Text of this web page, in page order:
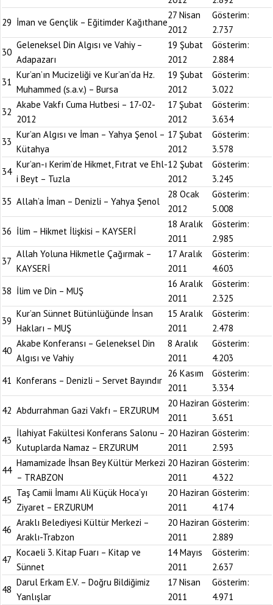
29 İman ve Gençlik – Eğitimder Kağıthane
27 Nisan
2012
Gösterim:
2.737
30
Geleneksel Din Algısı ve Vahiy –
Adapazarı
19 Şubat
2012
Gösterim:
2.884
31
Kur’an’ın Mucizeliği ve Kur’an’da Hz.
Muhammed (s.a.v.) – Bursa
19 Şubat
2012
Gösterim:
3.022
32
Akabe Vakfı Cuma Hutbesi – 17-02-
2012
17 Şubat
2012
Gösterim:
3.634
33
Kur’an Algısı ve İman – Yahya Şenol –
Kütahya
17 Şubat
2012
Gösterim:
3.578
34
Kur’an-ı Kerim’de Hikmet, Fıtrat ve Ehl-
i Beyt – Tuzla
12 Şubat
2012
Gösterim:
3.245
35 Allah’a İman – Denizli – Yahya Şenol
28 Ocak
2012
Gösterim:
5.008
36 İlim – Hikmet İlişkisi – KAYSERİ
18 Aralık
2011
Gösterim:
2.985
37
Allah Yoluna Hikmetle Çağırmak –
KAYSERİ
17 Aralık
2011
Gösterim:
4.603
38 İlim ve Din – MUŞ
16 Aralık
2011
Gösterim:
2.325
39
Kur’an Sünnet Bütünlüğünde İnsan
Hakları – MUŞ
15 Aralık
2011
Gösterim:
2.478
40
Akabe Konferansı – Geleneksel Din
Algısı ve Vahiy
8 Aralık
2011
Gösterim:
4.203
41 Konferans – Denizli – Servet Bayındır
26 Kasım
2011
Gösterim:
3.334
42 Abdurrahman Gazi Vakfı – ERZURUM
20 Haziran
2011
Gösterim:
3.651
43
İlahiyat Fakültesi Konferans Salonu –
Kutuplarda Namaz – ERZURUM
20 Haziran
2011
Gösterim:
2.593
44
Hamamizade İhsan Bey Kültür Merkezi
– TRABZON
20 Haziran
2011
Gösterim:
4.322
45
Taş Camii İmamı Ali Küçük Hoca’yı
Ziyaret – ERZURUM
20 Haziran
2011
Gösterim:
4.174
46
Araklı Belediyesi Kültür Merkezi –
Araklı-Trabzon
20 Haziran
2011
Gösterim:
2.889
47
Kocaeli 3. Kitap Fuarı – Kitap ve
Sünnet
14 Mayıs
2011
Gösterim:
2.637
48
Darul Erkam E.V. – Doğru Bildiğimiz
Yanlışlar
17 Nisan
2011
Gösterim:
4.971